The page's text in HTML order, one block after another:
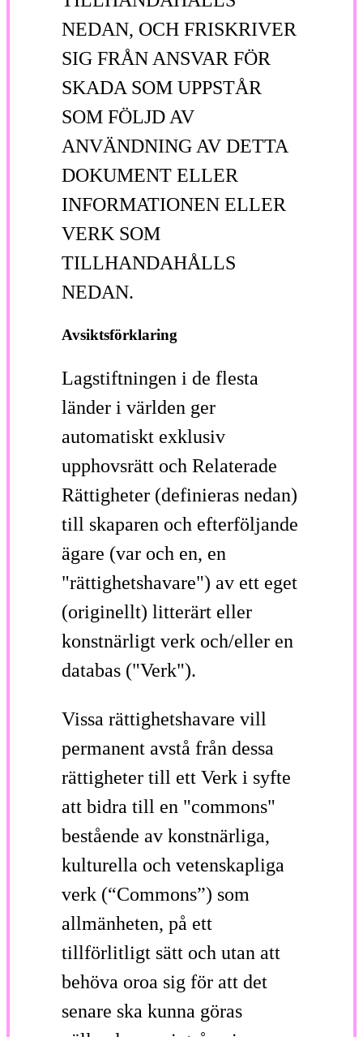
NEDAN, OCH FRISKRIVER
SIG FRÅN ANSVAR FÖR
SKADA SOM UPPSTÅR
SOM FÖLJD AV
ANVÄNDNING AV DETTA
DOKUMENT ELLER
INFORMATIONEN ELLER
VERK SOM
TILLHANDAHÅLLS
NEDAN.
Avsiktsförklaring
Lagstiftningen i de flesta
länder i världen ger
automatiskt exklusiv
upphovsrätt och Relaterade
Rättigheter (definieras nedan)
till skaparen och efterföljande
ägare (var och en, en
"rättighetshavare") av ett eget
(originellt) litterärt eller
konstnärligt verk och/eller en
databas ("Verk").
Vissa rättighetshavare vill
permanent avstå från dessa
rättigheter till ett Verk i syfte
att bidra till en "commons"
bestående av konstnärliga,
kulturella och vetenskapliga
verk (“Commons”) som
allmänheten, på ett
tillförlitligt sätt och utan att
behöva oroa sig för att det
senare ska kunna göras